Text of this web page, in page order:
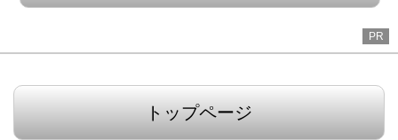
PR
トップページ